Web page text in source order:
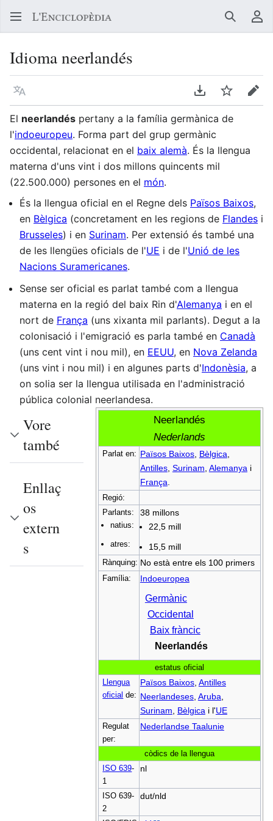
Buscar
Idioma neerlandés
Llegir en un atre idioma Descarregar en
Vigilar
El neerlandés pertany a la família germànica de
l'indoeuropeu. Forma part del grup germànic
occidental, relacionat en el baix alemà. És la llengua
materna d'uns vint i dos millons quincents mil
(22.500.000) persones en el món.
És la llengua oficial en el Regne dels Països Baixos,
en Bèlgica (concretament en les regions de Flandes i
Brusseles) i en Surinam. Per extensió és també una
de les llengües oficials de l'UE i de l'Unió de les
Nacions Suramericanes.
Sense ser oficial es parlat també com a llengua
materna en la regió del baix Rin d'Alemanya i en el
nort de França (uns xixanta mil parlants). Degut a la
colonisació i l'emigració es parla també en Canadà
(uns cent vint i nou mil), en EEUU, en Nova Zelanda
(uns vint i nou mil) i en algunes parts d'Indonèsia, a
on solia ser la llengua utilisada en l'administració
pública colonial neerlandesa.
Neerlandés
Nederlands
Parlat en: Països Baixos, Bèlgica
Antilles, Surinam Alemanya i
França
Regió:
Parlants:
natius:
atres:
38 millons
22,5 mill
15,5 mill
Rànquing: No està entre els 100 primers
Família: Indoeuropea
Germànic
Occidental
Baix fràncic
Neerlandés
estatus oficial
Llengua
oficial de:
Països Baixos, Antilles
Neerlandeses, Aruba
Surinam
Bèlgica i l'UE
Regulat
per:
Nederlandse Taalunie
còdics de la llengua
ISO 639-
1
nl
ISO 639-
2
dut/nld
Vore
també
Enllaç
os
extern
s